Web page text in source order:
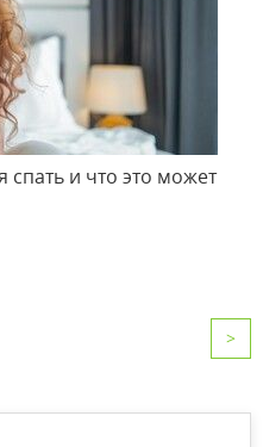
спать и что это может
>